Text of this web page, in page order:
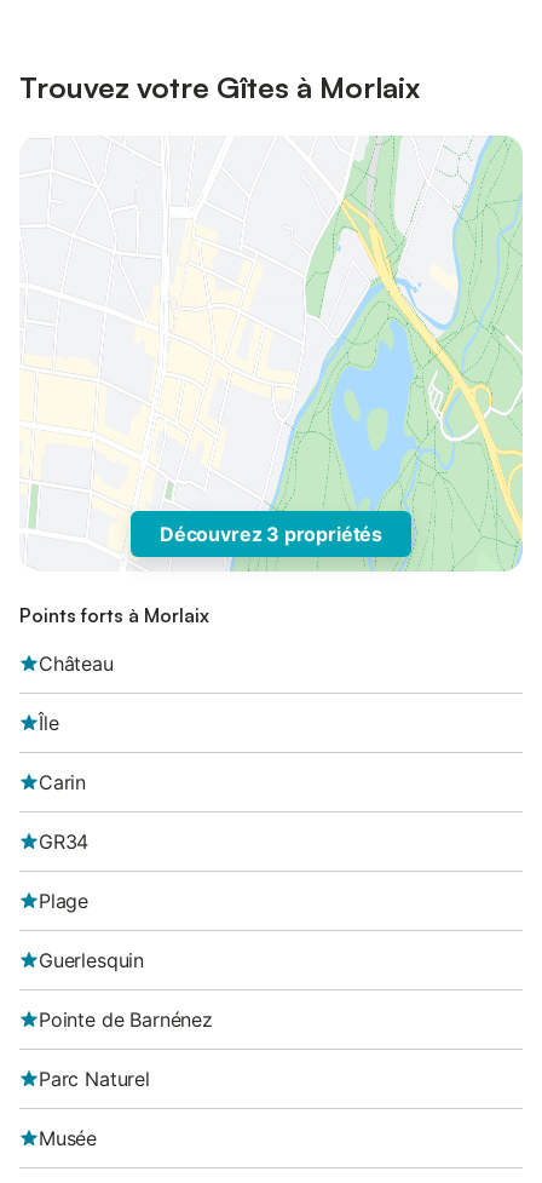
Trouvez votre Gîtes à Morlaix
Découvrez 3 propriétés
Points forts à Morlaix
Château
Île
Carin
GR34
Plage
Guerlesquin
Pointe de Barnénez
Parc Naturel
Musée